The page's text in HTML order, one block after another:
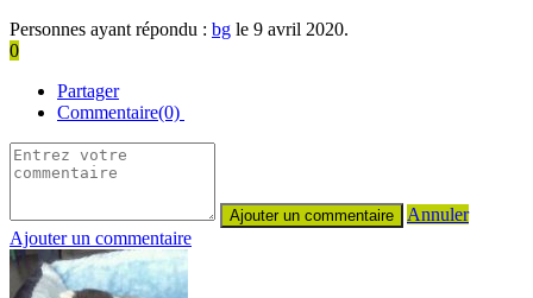
Personnes ayant répondu : bg le 9 avril 2020.
0
Partager
Commentaire(0)
Annuler
Ajouter un commentaire